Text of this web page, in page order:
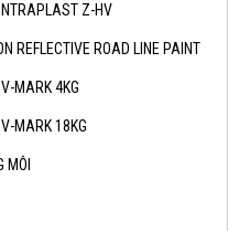
Z-HV
REFLECTIVE ROAD LINE PAINT
MARK 4KG
MARK 18KG
MÔI